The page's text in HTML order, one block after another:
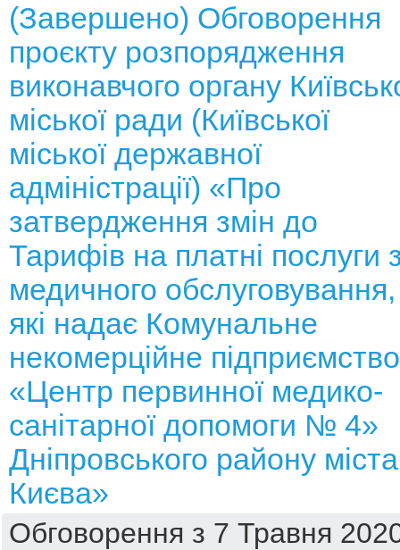
(Завершено) Обговорення
проєкту розпорядження
виконавчого органу
міської ради (Київської
міської державної
адміністрації) «Про
затвердження змін до
Тарифів на платні послуги
медичного обслуговування,
які надає Комунальне
некомерційне підприємство
«Центр первинної медико-
санітарної допомоги № 4»
Дніпровського району міста
Києва»
Обговорення з 7 Травня